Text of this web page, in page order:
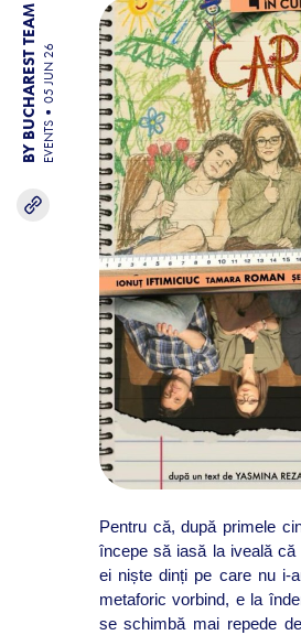
BY BUCHAREST TEAM EVENTS
05 JUN 26
Pentru că, după primele
începe să iasă la iveală
ei niște dinți pe care nu i-
metaforic vorbind, e la
se schimbă mai repede